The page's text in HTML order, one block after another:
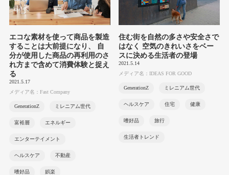
エコな素材を使って商品を製造
することは大前提になり、 自
分が使用した商品の再利用のさ
れ方まで含めて消費体験と捉え
る
2021.5.17
メディア名：Fast Company
GenerationZ ミレニアム世代
富裕層 エネルギー
エンターテイメント
ヘルスケア 不動産
嗜好品 娯楽
住む街を自然の多さや安全さで
はなく 空気のきれいさをベー
スに決める生活者の登場
2021.5.14
メディア名：IDEAS FOR GOOD
GenerationZ ミレニアム世代
ヘルスケア 住宅 健康
嗜好品 旅行
生活者トレンド